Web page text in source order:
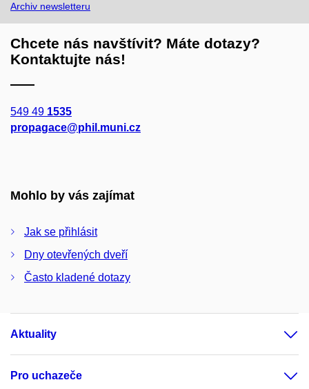
Archiv newsletteru
Chcete nás navštívit? Máte dotazy?
Kontaktujte nás!
549 49 1535
propagace@phil.muni.cz
Mohlo by vás zajímat
Jak se přihlásit
Dny otevřených dveří
Často kladené dotazy
Aktuality
Pro uchazeče